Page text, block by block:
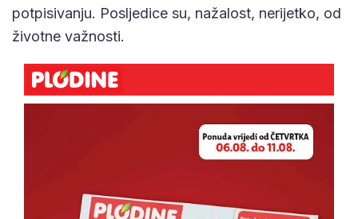
potpisivanju. Posljedice su, nažalost, nerijetko, od
životne važnosti.